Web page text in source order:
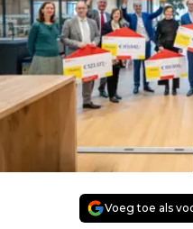
Voeg toe als